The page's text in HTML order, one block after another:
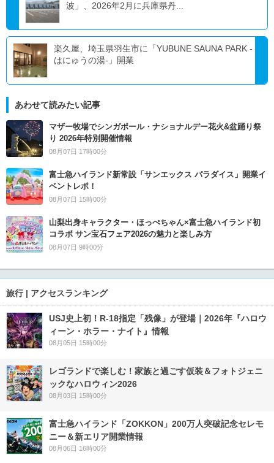
波」、2026年2月に兵庫県丹...
楽久屋、埼玉県羽生市に「YUBUNE SAUNA PARK -
はにゅうの湯-」開業
あわせて読みたい記事
マザー牧場でシンガポール・ナショナルデー花火&盆踊り祭
り 2026年特別開催情報
08月07日 17時00分
富士急ハイランド新常設「サンエックス パラダイス」開業イ
ベントレポ！
08月07日 15時00分
山梨出身キャラクター・ほっぺちゃん×富士急ハイランド初
コラボ サン宝石フェア2026の魅力と楽しみ方
08月07日 9時00分
旅行 | アクセスランキング
USJ史上初！R-18指定「残像」が登場｜2026年『ハロウ
ィーン・ホラー・ナイト』情報
08月05日 15時00分
レゴランドで楽しむ！家族と過ごす仮装＆フォトジェニ
ックなハロウィン2026
08月03日 15時00分
富士急ハイランド「ZOKKON」200万人突破記念セレモ
ニー＆新エリア開業情報
08月06日 16時00分